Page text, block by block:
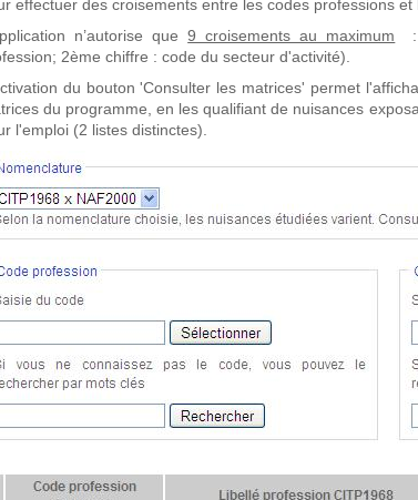
effectuer des croisements entre les codes professions et
n’autorise que9 croisements au maximum :
2ème chiffre : code du secteur d'activité).
du bouton 'Consulter les matrices' permet
du programme, en les qualifiant de nuisances
l'emploi (2 listes distinctes).